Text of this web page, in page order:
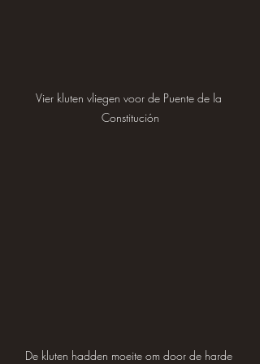
Vier kluten vliegen voor de Puente de la
Constitución
De kluten hadden moeite om door de harde